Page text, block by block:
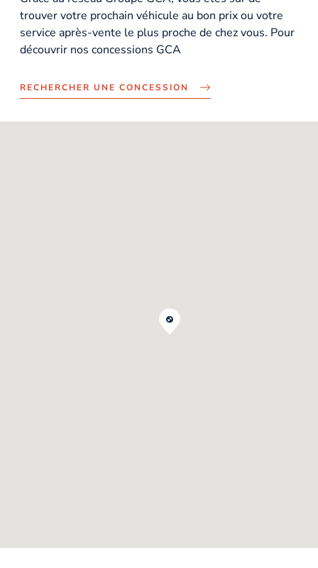
trouver votre prochain véhicule au bon prix ou votre
service après-vente le plus proche de chez vous. Pour
découvrir nos concessions GCA
RECHERCHER UNE CONCESSION